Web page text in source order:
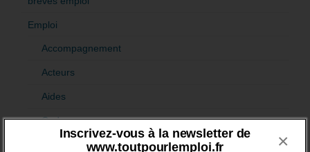
Inscrivez-vous à la newsletter de
www.toutpourlemploi.fr
×
Emploi
Accompagnement
Acteurs
Aides
Cadres